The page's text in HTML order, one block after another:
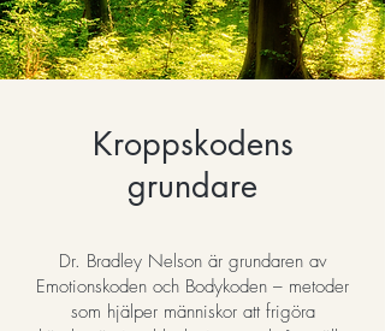
Kroppskodens
grundare
Dr. Bradley Nelson är grundaren av
Emotionskoden och Bodykoden – metoder
som hjälper människor att frigöra